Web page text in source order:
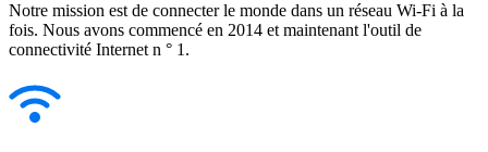
Notre mission est de connecter le monde dans un réseau Wi-Fi à la
fois. Nous avons commencé en 2014 et maintenant l'outil de
connectivité Internet n ° 1.